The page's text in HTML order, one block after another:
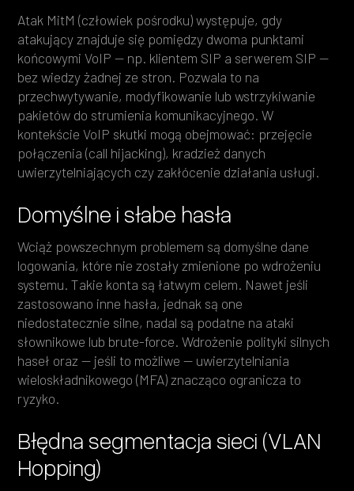
Atak MitM (człowiek pośrodku) występuje, gdy
atakujący znajduje się pomiędzy dwoma punktami
końcowymi VoIP — np. klientem SIP a serwerem SIP —
bez wiedzy żadnej ze stron. Pozwala to na
przechwytywanie, modyfikowanie lub wstrzykiwanie
pakietów do strumienia komunikacyjnego. W
kontekście VoIP skutki mogą obejmować: przejęcie
połączenia (call hijacking), kradzież danych
uwierzytelniających czy zakłócenie działania usługi.
Domyślne i słabe hasła
Wciąż powszechnym problemem są domyślne dane
logowania, które nie zostały zmienione po wdrożeniu
systemu. Takie konta są łatwym celem. Nawet jeśli
zastosowano inne hasła, jednak są one
niedostatecznie silne, nadal są podatne na ataki
słownikowe lub brute-force. Wdrożenie polityki silnych
haseł oraz — jeśli to możliwe — uwierzytelniania
wieloskładnikowego (MFA) znacząco ogranicza to
ryzyko.
Błędna segmentacja sieci (VLAN
Hopping)